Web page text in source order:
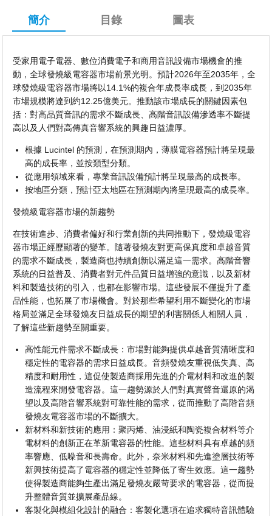
簡介 目錄 圖表
受家用電子電器、數位消費電子和商用音訊設備市場機會的推
動，全球發燒級電容器市場前景光明。預計2026年至2035年，全
球發燒級電容器市場將以14.1%的複合年成長率成長，到2035年
市場規模將達到約12.25億美元。推動該市場成長的關鍵因素包
括：對高品質音訊的需求不斷成長、高階音訊設備滲透率不斷提
高以及人們對高傳真音響系統的興趣日益濃厚。
根據 Lucintel 的預測，在預測期內，薄膜電容器預計將呈現最
高的成長率，並按類型分類。
從應用領域來看，專業音訊設備預計將呈現最高的成長率。
按地區分類，預計亞太地區在預測期內將呈現最高的成長率。
發燒級電容器市場的新趨勢
在技​​術進步、消費者偏好和行業創新的共同推動下，發燒級電容
器市場正經歷顯著的變革。隨著發燒友對更高保真度和卓越音質
的需求不斷成長，製造商也持續創新以滿足這一需求。高階音響
系統的日益普及、消費者對元件品質日益增強的意識，以及新材
料和製造技術的引入，也都在影響市場。這些發展不僅提升了產
品性能，也拓展了市場機會。對於那些希望利用不斷變化的市場
格局並滿足全球發燒友日益成長的期望的利害關係人相關人員，
了解這些新趨勢至關重要。
高性能元件需求不斷成長：市場對能夠提供卓越音質清晰度和
穩定性的電容器的需求日益成長。音頻發燒友重視低失真、高
精度和耐用性，這促使製造商採用先進的介電材料和改進的製
造流程來開發電容器。這一趨勢源於人們對真實聲音還原的渴
望以及高階音響系統對可靠性能的需求，從而推動了高階音頻
發燒友電容器市場的不斷擴大。
新材料和新技術的應用：聚丙烯、油浸紙和陶瓷複合材料等介
電材料的創新正在革新電容器的性能。這些材料具有卓越的頻
率響應、低噪音和長壽命。此外，奈米材料和先進塗層技術等
新興技術提高了電容器的穩定性並降低了寄生效應。這一趨勢
使得製造商能夠生產出滿足發燒友嚴苛要求的電容器，從而提
升整體音質並擴展產品線。
客製化與模組化設計的融合：客製化選項在追求獨特音訊體驗